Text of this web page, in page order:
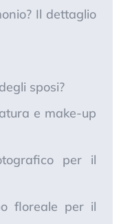
Il dettaglio
sposi?
e make-up
per il
floreale per il